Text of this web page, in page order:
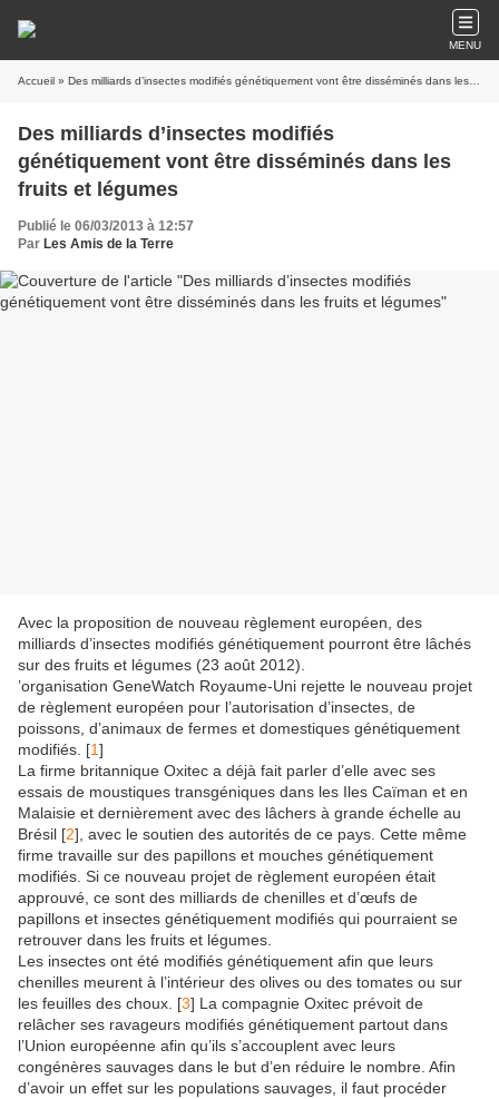
MENU
Accueil » Des milliards d’insectes modifiés génétiquement vont être disséminés dans les fruits et légumes
Des milliards d’insectes modifiés
génétiquement vont être disséminés dans les
fruits et légumes
Publié le 06/03/2013 à 12:57
Par Les Amis de la Terre
Avec la proposition de nouveau règlement européen, des
milliards d’insectes modifiés génétiquement pourront être lâchés
sur des fruits et légumes (23 août 2012).
’organisation GeneWatch Royaume-Uni rejette le nouveau projet
de règlement européen pour l’autorisation d’insectes, de
poissons, d’animaux de fermes et domestiques génétiquement
modifiés. [1]
La firme britannique Oxitec a déjà fait parler d’elle avec ses
essais de moustiques transgéniques dans les Iles Caïman et en
Malaisie et dernièrement avec des lâchers à grande échelle au
Brésil [2], avec le soutien des autorités de ce pays. Cette même
firme travaille sur des papillons et mouches génétiquement
modifiés. Si ce nouveau projet de règlement européen était
approuvé, ce sont des milliards de chenilles et d’œufs de
papillons et insectes génétiquement modifiés qui pourraient se
retrouver dans les fruits et légumes.
Les insectes ont été modifiés génétiquement afin que leurs
chenilles meurent à l’intérieur des olives ou des tomates ou sur
les feuilles des choux. [3] La compagnie Oxitec prévoit de
relâcher ses ravageurs modifiés génétiquement partout dans
l’Union européenne afin qu’ils s’accouplent avec leurs
congénères sauvages dans le but d’en réduire le nombre. Afin
d’avoir un effet sur les populations sauvages, il faut procéder